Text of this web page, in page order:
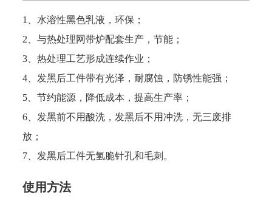
1、水溶性黑色乳液，环保；
2、与热处理网带炉配套生产，节能；
3、热处理工艺形成连续作业；
4、发黑后工件带有光泽，耐腐蚀，防锈性能强；
5、节约能源，降低成本，提高生产率；
6、发黑前不用酸洗，发黑后不用冲洗，无三废排
放；
7、发黑后工件无氢脆针孔和毛刺 。
使用方法